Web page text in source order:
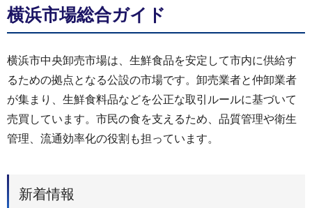
横浜市場総合ガイド
横浜市中央卸売市場は、生鮮食品を安定して市内に供給す
るための拠点となる公設の市場です。卸売業者と仲卸業者
が集まり、生鮮食料品などを公正な取引ルールに基づいて
売買しています。市民の食を支えるため、品質管理や衛生
管理、流通効率化の役割も担っています。
新着情報